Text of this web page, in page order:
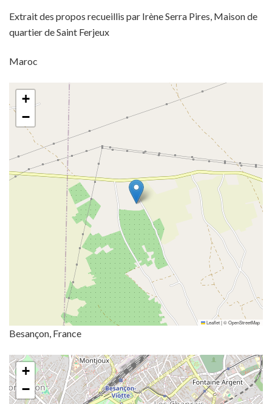
Extrait des propos recueillis par Irène Serra Pires, Maison de
quartier de Saint Ferjeux
Maroc
+
−
Leaflet|©OpenStreetMap
Besançon, France
+
−